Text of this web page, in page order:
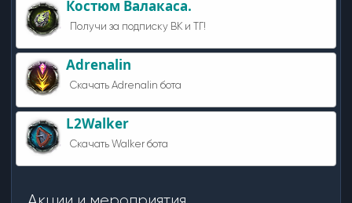
Костюм Валакаса.
Получи за подписку ВК и ТГ!
Adrenalin
Скачать Adrenalin бота
L2Walker
Скачать Walker бота